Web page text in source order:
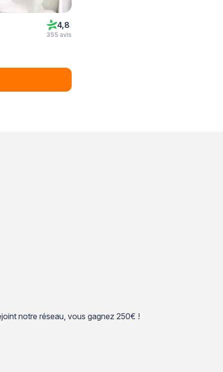
4,8
355 avis
notre réseau, vous gagnez 250€ !